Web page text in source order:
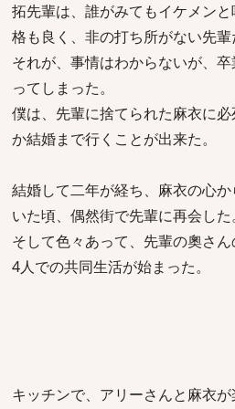
拓先輩は、誰がみてもイケメン
格も良く、非の打ち所がない先輩
それが、事情はわからないが、
ってしまった。
僕は、先輩に捨てられた麻衣に
か結婚まで行くことが出来た。
結婚して二年が経ち、麻衣の心
いた頃、偶然街で先輩に再会した。
そして色々あって、先輩の奧さん
4人での共同生活が始まった。
キッチンで、アリーさんと麻衣